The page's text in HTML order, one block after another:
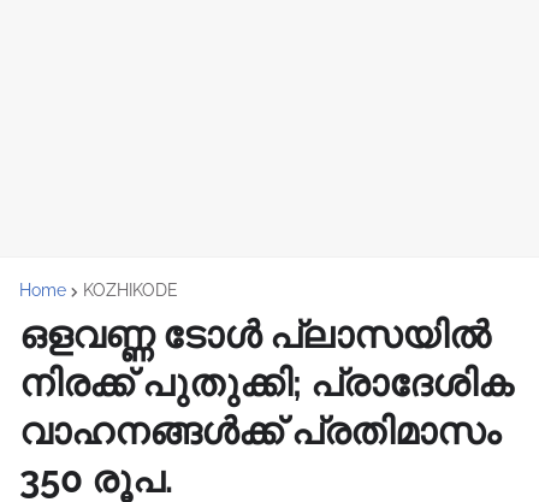
Home KOZHIKODE
ഒളവണ്ണ ടോൾ പ്ലാസയിൽ
നിരക്ക് പുതുക്കി; പ്രാദേശിക
വാഹനങ്ങൾക്ക് പ്രതിമാസം
350 രൂപ.